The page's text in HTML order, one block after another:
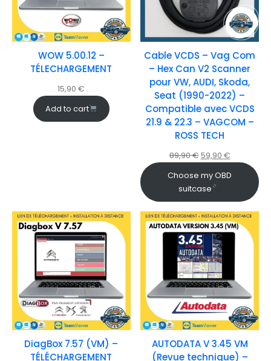
WOW 5.00.12 –
TÉLECHARGEMENT
15,90€
Add to cart
Cable VCDS – Vag Com
– Hex Can V2 Scanner
pour VW, AUDI, Skoda,
Seat (1990-2022) –
Compatible avec VCDS
21.9 & 22.3 – VAGCOM –
ROSS TECH
89,90€59,90 €
Choose my OBD
suitcase
DiagBox 7.57 (VM) –
TÉLÉCHARGEMENT
AUTODATA V 3.45 VM
(Revue technique) –